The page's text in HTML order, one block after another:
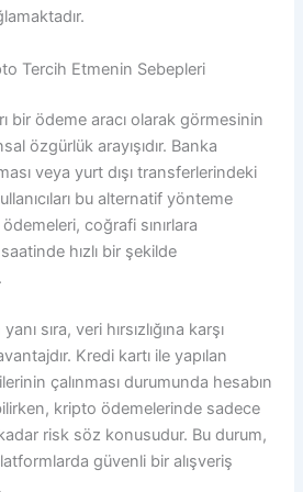
Tercih Etmenin Sebepleri
bir ödeme aracı olarak görmesinin
özgürlük arayışıdır. Banka
veya yurt dışı transferlerindeki
bu alternatif yönteme
coğrafi sınırlara
hızlı bir şekilde
sıra, veri hırsızlığına karşı
Kredi kartı ile yapılan
çalınması durumunda hesabın
kripto ödemelerinde sadece
risk söz konusudur. Bu durum,
güvenli bir alışveriş